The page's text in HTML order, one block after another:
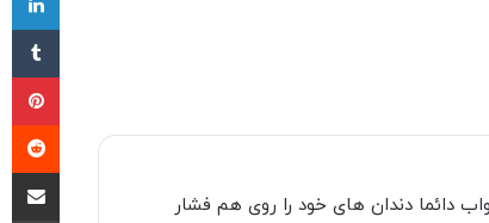
دائما دندان های خود را روی هم فشار
اشتراک